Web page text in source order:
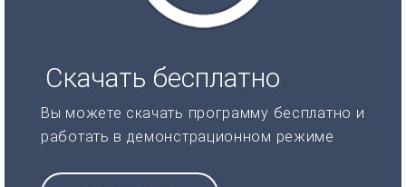
Скачать бесплатно
Вы можете скачать программу бесплатно и
работать в демонстрационном режиме